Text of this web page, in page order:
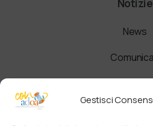
Gestisci
Notizie
News